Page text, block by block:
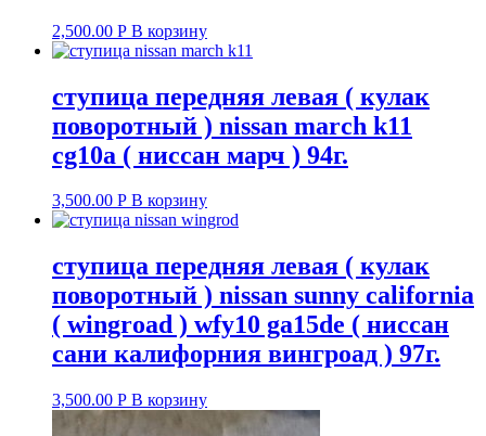
2,500.00 Р В корзину
ступица передняя левая ( кулак
поворотный ) nissan march k11
cg10a ( ниссан марч ) 94г.
3,500.00 Р В корзину
ступица передняя левая ( кулак
поворотный ) nissan sunny california
( wingroad ) wfy10 ga15de ( ниссан
сани калифорния вингроад ) 97г.
3,500.00 Р В корзину